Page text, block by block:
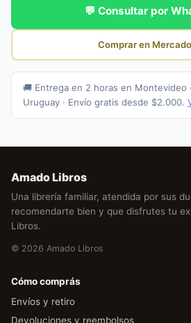
💬 Consultar por
Comprar en
🚚 Entrega en 2 horas en Montevideo
Uruguay · Envío gratis desde $2.000.
Amado Libros
Una librería familiar, atendida por sus
recomendarte bien y que disfrutes tu
Libros.
© 2026 Amado Libros
Cómo comprás
Envíos y retiro
Devoluciones y reembolsos